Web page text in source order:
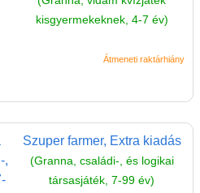
kisgyermekeknek, 4-7 év)
Átmeneti raktárhiány
Szuper farmer, Extra kiadás
(Granna, családi-, és logikai
társasjáték, 7-99 év)
Adatkezelés
Szállítási költség 1490 Ft-tól,
5%-os törzsvásárlói
kedvezmény
Miért vásárolj nálunk?